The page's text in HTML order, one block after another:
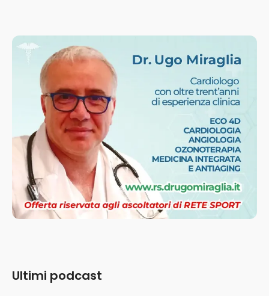
Ultimi podcast